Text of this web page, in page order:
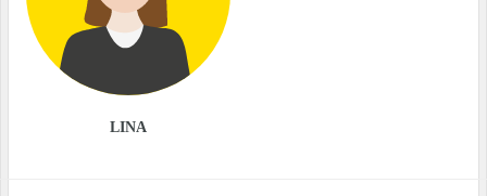
LINA